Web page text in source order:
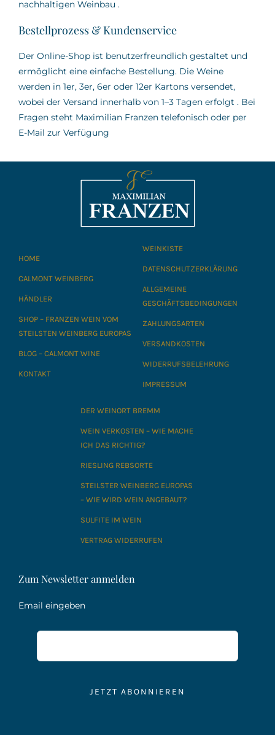
nachhaltigen Weinbau .
Bestellprozess & Kundenservice
Der Online-Shop ist benutzerfreundlich gestaltet und
ermöglicht eine einfache Bestellung. Die Weine
werden in 1er, 3er, 6er oder 12er Kartons versendet,
wobei der Versand innerhalb von 1–3 Tagen erfolgt . Bei
Fragen steht Maximilian Franzen telefonisch oder per
E-Mail zur Verfügung
HOME
CALMONT WEINBERG
HÄNDLER
SHOP – FRANZEN WEIN VOM
STEILSTEN WEINBERG EUROPAS
BLOG – CALMONT WINE
KONTAKT
WEINKISTE
DATENSCHUTZERKLÄRUNG
ALLGEMEINE
GESCHÄFTSBEDINGUNGEN
ZAHLUNGSARTEN
VERSANDKOSTEN
WIDERRUFSBELEHRUNG
IMPRESSUM
DER WEINORT BREMM
WEIN VERKOSTEN – WIE MACHE
ICH DAS RICHTIG?
RIESLING REBSORTE
STEILSTER WEINBERG EUROPAS
– WIE WIRD WEIN ANGEBAUT?
SULFITE IM WEIN
VERTRAG WIDERRUFEN
Zum Newsletter anmelden
Email eingeben
JETZT ABONNIEREN